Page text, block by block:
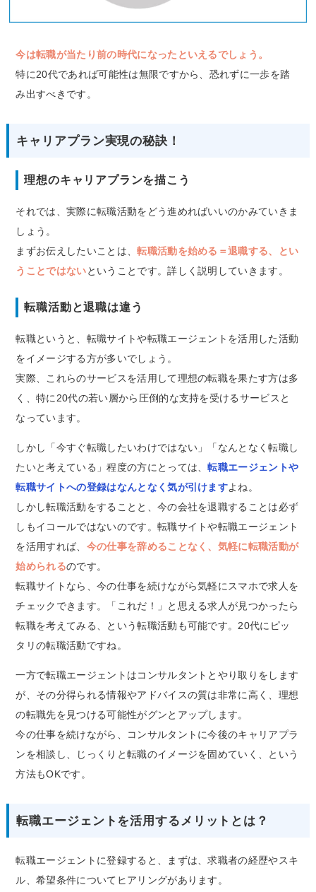
今は転職が当たり前の時代になったといえるでしょう。
特に20代であれば可能性は無限ですから、恐れずに一歩を踏
み出すべきです。
キャリアプラン実現の秘訣！
理想のキャリアプランを描こう
それでは、実際に転職活動をどう進めればいいのかみていきま
しょう。
まずお伝えしたいことは、転職活動を始める＝退職する、とい
うことではないということです。詳しく説明していきます。
転職活動と退職は違う
転職というと、転職サイトや転職エージェントを活用した活動
をイメージする方が多いでしょう。
実際、これらのサービスを活用して理想の転職を果たす方は多
く、特に20代の若い層から圧倒的な支持を受けるサービスと
なっています。
しかし「今すぐ転職したいわけではない」「なんとなく転職し
たいと考えている」程度の方にとっては、転職エージェントや
転職サイトへの登録はなんとなく気が引けますよね。
しかし転職活動をすることと、今の会社を退職することは必ず
しもイコールではないのです。転職サイトや転職エージェント
を活用すれば、 今の仕事を辞めることなく、気軽に転職活動が
始められるのです。
転職サイトなら、今の仕事を続けながら気軽にスマホで求人を
チェックできます。「これだ！」と思える求人が見つかったら
転職を考えてみる、という転職活動も可能です。20代にピッ
タリの転職活動ですね。
一方で転職エージェントはコンサルタントとやり取りをします
が、その分得られる情報やアドバイスの質は非常に高く、理想
の転職先を見つける可能性がグンとアップします。
今の仕事を続けながら、コンサルタントに今後のキャリアプラ
ンを相談し、じっくりと転職のイメージを固めていく、という
方法もOKです。
転職エージェントを活用するメリットとは？
転職エージェントに登録すると、まずは、求職者の経歴やスキ
ル、希望条件についてヒアリングがあります。